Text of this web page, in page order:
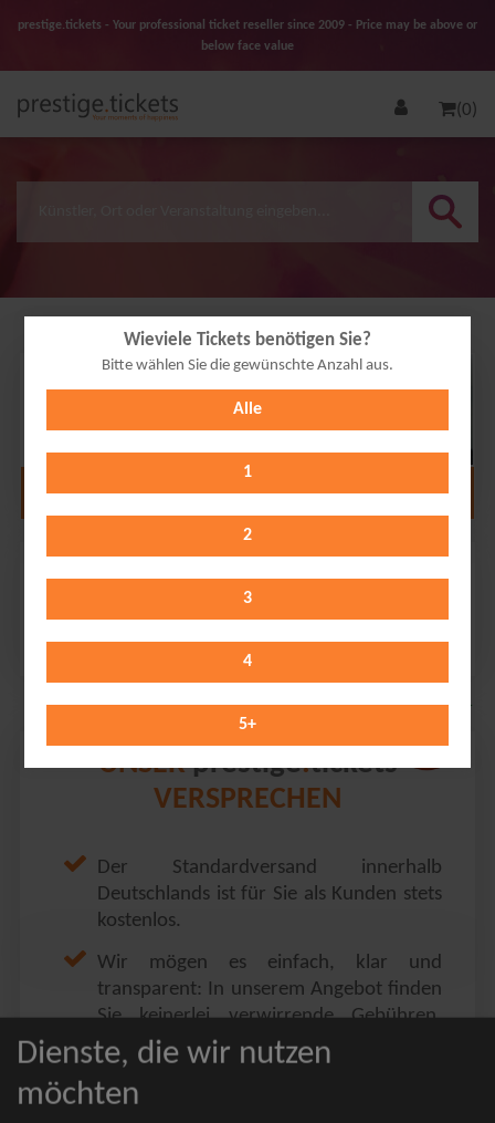
prestige.tickets - Your professional ticket reseller since 2009 - Price may be above or
below face value
(0)
Wieviele Tickets benötigen Sie?
Bitte wählen Sie die gewünschte Anzahl aus.
Alle
1
2
3
4
5+
29
Alle Termine anzeigen
Sunday 29.11.2026
UNSERprestige.tickets
VERSPRECHEN
Der Standardversand innerhalb
Deutschlands ist für Sie als Kunden stets
kostenlos.
Wir mögen es einfach, klar und
transparent: In unserem Angebot finden
Sie keinerlei verwirrende Gebühren,
Zusatzangebote oder ähnliches.
Sie erhalten ausschließlich
zusammenhängende Sitzplätze, welche
Dienste, die wir nutzen
möchten